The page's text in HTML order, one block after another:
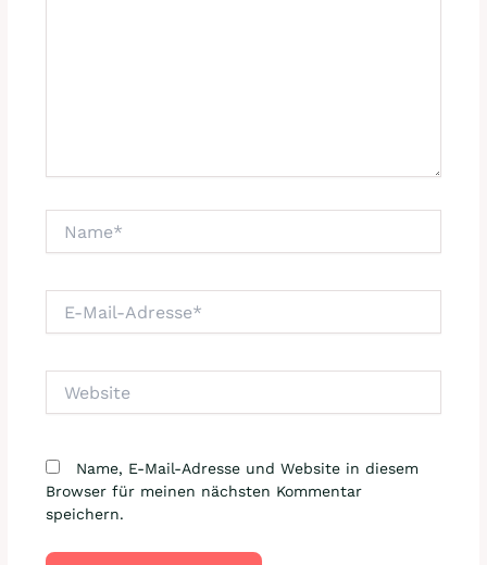
Mail-
Name, E-Mail-Adresse und Website in diesem
Browser für meinen nächsten Kommentar
speichern.